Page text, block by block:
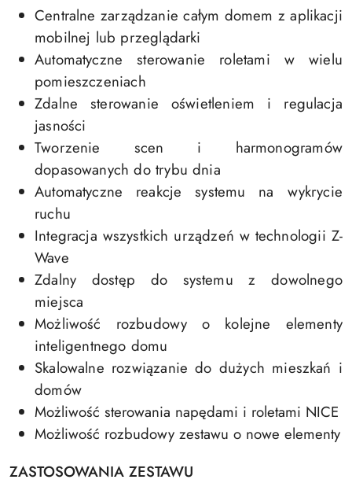
Centralne zarządzanie całym domem z aplikacji
mobilnej lub przeglądarki
Automatyczne sterowanie roletami w wielu
pomieszczeniach
Zdalne sterowanie oświetleniem i regulacja
jasności
Tworzenie scen i harmonogramów
dopasowanych do trybu dnia
Automatyczne reakcje systemu na wykrycie
ruchu
Integracja wszystkich urządzeń w technologii Z-
Wave
Zdalny dostęp do systemu z dowolnego
miejsca
Możliwość rozbudowy o kolejne elementy
inteligentnego domu
Skalowalne rozwiązanie do dużych mieszkań i
domów
Możliwość sterowania napędami i roletami NICE
Możliwość rozbudowy zestawu o nowe elementy
ZASTOSOWANIA ZESTAWU